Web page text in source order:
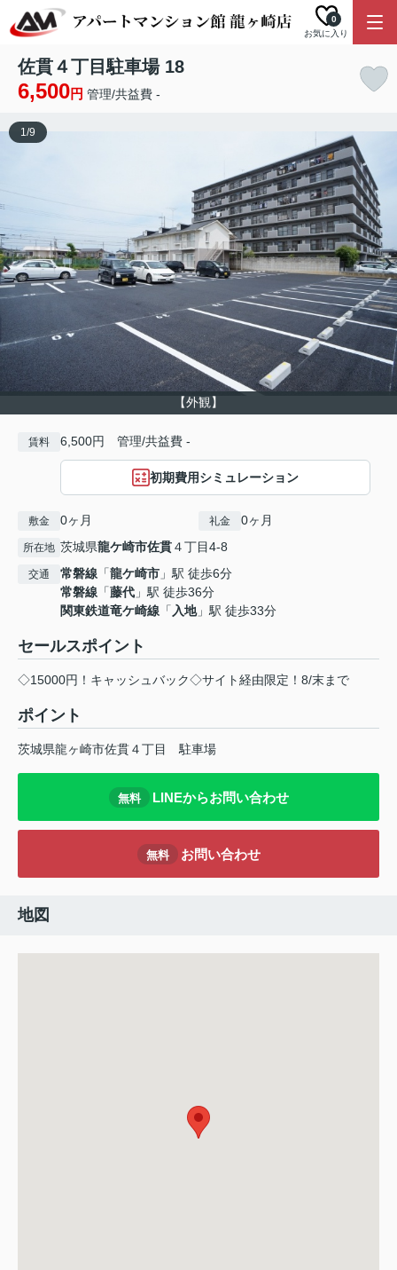
お気に入り
0
佐貫４丁目駐車場 18
6,500円 管理/共益費 -
【外観】
1/9
賃料 6,500円 管理/共益費 -
初期費用シミュレーション
敷金 0ヶ月 礼金 0ヶ月
所在地 茨城県龍ケ崎市佐貫４丁目4-8
交通 常磐線 「龍ケ崎市 」駅 徒歩6分
常磐線 「藤代 」駅 徒歩36分
関東鉄道竜ケ崎線 「入地」駅 徒歩33分
セールスポイント
◇15000円！キャッシュバック◇サイト経由限定！8/末まで
ポイント
茨城県龍ヶ崎市佐貫４丁目 駐車場
無料 LINEからお問い合わせ
無料 お問い合わせ
地図